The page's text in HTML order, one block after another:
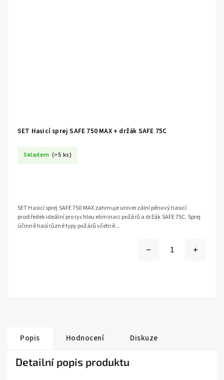
SET Hasicí sprej SAFE 750 MAX + držák SAFE 75C
Skladem (>5 ks)
SET Hasicí sprej SAFE 750 MAX zahrnuje univerzální pěnový hasicí
prostředek ideální pro rychlou eliminaci požárů a držák SAFE 75C. Sprej
účinně hasí různé typy požárů včetně...
Popis Hodnocení Diskuze
Detailní popis produktu